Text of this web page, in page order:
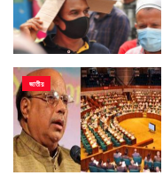
জাতীয়